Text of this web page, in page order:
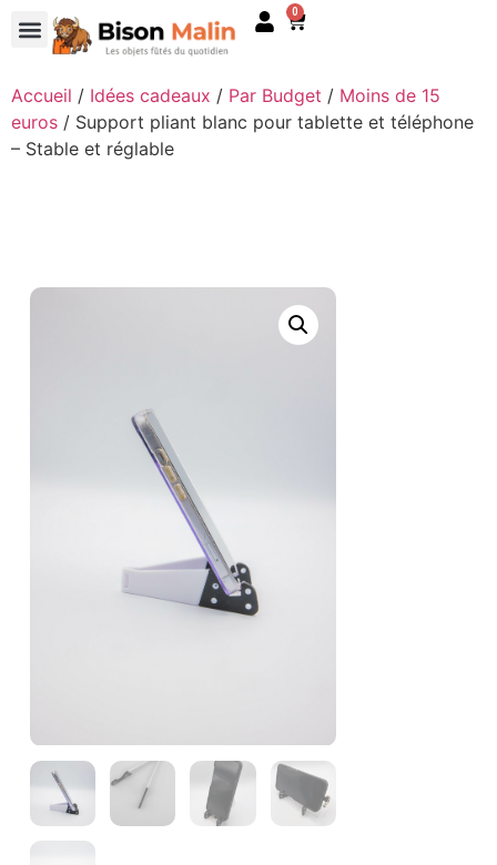
0
Accueil / Idées cadeaux / Par Budget / Moins de 15
euros / Support pliant blanc pour tablette et téléphone
– Stable et réglable